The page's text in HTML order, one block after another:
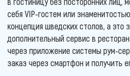
себя VIP-гостем или
концепция шведских столов, а это
дополнительный сервис в
через приложение системы рум-
заказ через смартфон и получить